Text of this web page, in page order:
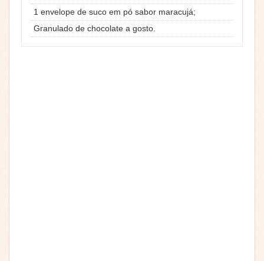
1 envelope de suco em pó sabor maracujá;
Granulado de chocolate a gosto.